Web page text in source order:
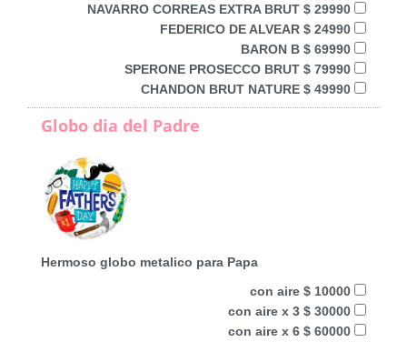
NAVARRO CORREAS EXTRA BRUT $ 29990
FEDERICO DE ALVEAR $ 24990
BARON B $ 69990
SPERONE PROSECCO BRUT $ 79990
CHANDON BRUT NATURE $ 49990
Globo dia del Padre
Hermoso globo metalico para Papa
con aire $ 10000
con aire x 3 $ 30000
con aire x 6 $ 60000